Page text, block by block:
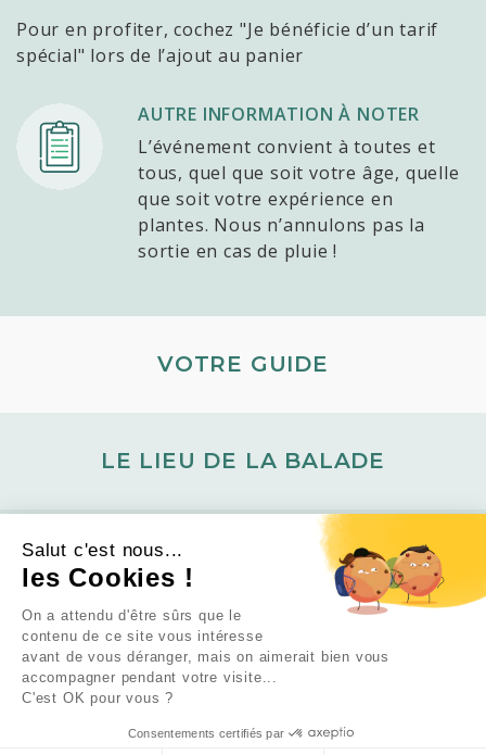
Pour en profiter, cochez "Je bénéficie d’un tarif
spécial" lors de l’ajout au panier
AUTRE INFORMATION À NOTER
L’événement convient à toutes et
tous, quel que soit votre âge, quelle
que soit votre expérience en
plantes. Nous n’annulons pas la
sortie en cas de pluie !
VOTRE GUIDE
LE LIEU DE LA BALADE
ILS ONT AIMÉ CETTE BALADE
Enseignement rigoureux et passionnant,
ambiance de partage, groupe sympathique.
Très bon moment qui m’a donné des
perspectives et l’envie d’ouvrir les yeux
×
TOUS NOS PACKS DE
FORMATIONS À –60 %
JUSQU’AU 23 AOÛT.
DÉCOUVRIR LES PACKS arrow_forward
Salut c'est nous...
les Cookies !
On a attendu d'être sûrs que le
contenu de ce site vous intéresse
avant de vous déranger, mais on aimerait bien vous
accompagner pendant votre visite...
C'est OK pour vous ?
Consentements certifiés par